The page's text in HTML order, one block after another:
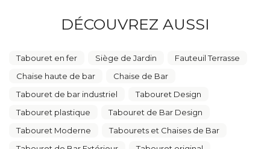
DÉCOUVREZ AUSSI
Tabouret en fer Siège de Jardin
Fauteuil Terrasse
Chaise haute de bar
Chaise de Bar
Tabouret de bar industriel
Tabouret Design
Tabouret plastique
Tabouret de Bar Design
Tabouret Moderne
Tabourets et Chaises de Bar